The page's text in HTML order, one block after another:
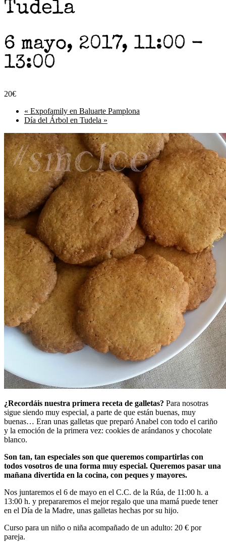
Tudela
6 mayo, 2017, 11:00 -
13:00
20€
« Expofamily en Baluarte Pamplona
Día del Árbol en Tudela »
¿Recordáis nuestra primera receta de galletas? Para nosotras
sigue siendo muy especial, a parte de que están buenas, muy
buenas… Eran unas galletas que preparó Anabel con todo el cariño
y la emoción de la primera vez: cookies de arándanos y chocolate
blanco.
Son tan, tan especiales son que queremos compartirlas con
todos vosotros de una forma muy especial. Queremos pasar una
mañana divertida en la cocina, con peques y mayores.
Nos juntaremos el 6 de mayo en el C.C. de la Rúa, de 11:00 h. a
13:00 h. y prepararemos el mejor regalo que una mamá puede tener
en el Día de la Madre, unas galletas hechas por su hijo.
Curso para un niño o niña acompañado de un adulto: 20 € por
pareja.